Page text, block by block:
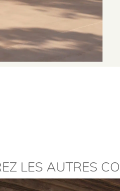
LES AUTRES